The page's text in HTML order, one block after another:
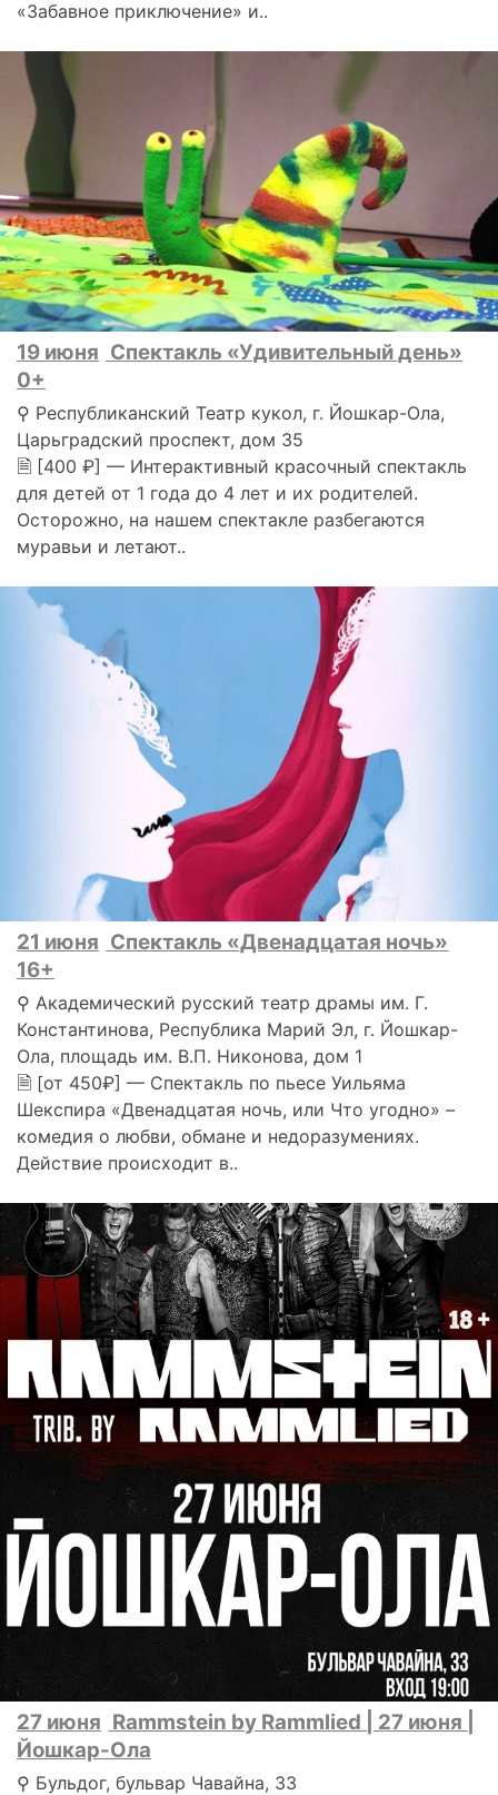
«Забавное приключение» и..
19 июня Спектакль «Удивительный день»
0+
⚲ Республиканский Театр кукол, г. Йошкар-Ола,
Царьградский проспект, дом 35
🗎 [400 ₽] — Интерактивный красочный спектакль
для детей от 1 года до 4 лет и их родителей.
Осторожно, на нашем спектакле разбегаются
муравьи и летают..
21 июня Спектакль «Двенадцатая ночь»
16+
⚲ Академический русский театр драмы им. Г.
Константинова, Республика Марий Эл, г. Йошкар-
Ола, площадь им. В.П. Никонова, дом 1
🗎 [от 450₽] — Спектакль по пьесе Уильяма
Шекспира «Двенадцатая ночь, или Что угодно» –
комедия о любви, обмане и недоразумениях.
Действие происходит в..
27 июня Rammstein by Rammlied | 27 июня |
Йошкар-Ола
⚲ Бульдог, бульвар Чавайна, 33